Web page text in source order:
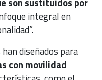
integral en
diseñados para
con movilidad